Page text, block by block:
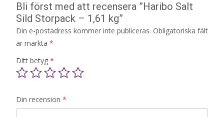
Bli först med att recensera ”Haribo Salt
Sild Storpack – 1,61 kg”
Din e-postadress kommer inte publiceras. Obligatoriska fält
är märkta *
Ditt betyg *
Din recension *